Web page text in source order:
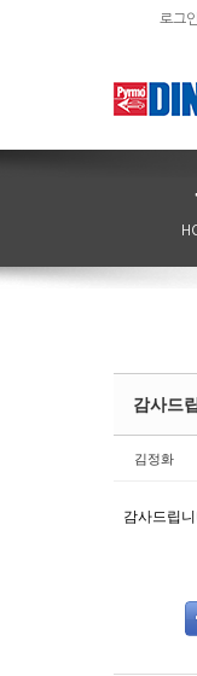
로그인
감사드
김정화
감사드립